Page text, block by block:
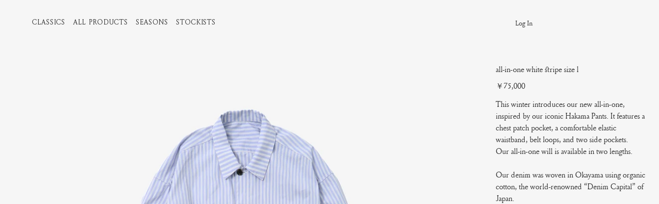
CLASSICS ALL PRODUCTS SEASONS STOCKISTS Log In
all-in-one white stripe size l
Price
￥75,000
This winter introduces our new all-in-one,
inspired by our iconic Hakama Pants. It features a
chest patch pocket, a comfortable elastic
waistband, belt loops, and two side pockets.
Our all-in-one will is available in two lengths.
Our denim was woven in Okayama using organic
cotton, the world-renowned “Denim Capital” of
Japan.